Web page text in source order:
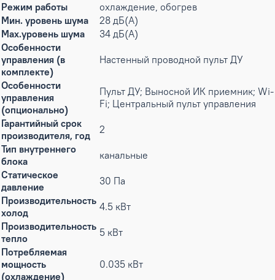
Режим работы
охлаждение, обогрев
Мин. уровень шума
28 дБ(А)
Max.уровень шума
34 дБ(А)
Особенности
управления (в
комплекте)
Настенный проводной пульт ДУ
Особенности
управления
(опционально)
Пульт ДУ; Выносной ИК приемник; Wi-
Fi; Центральный пульт управления
Гарантийный срок
производителя, год
2
Тип внутреннего
блока
канальные
Статическое
давление
30 Па
Производительность
холод
4.5 кВт
Производительность
тепло
5 кВт
Потребляемая
мощность
(охлаждение)
0.035 кВт